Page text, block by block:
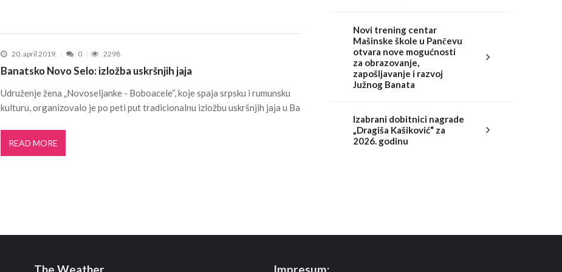
20. april 2019. 0 2298
Banatsko Novo Selo: izložba uskršnjih jaja
Udruženje žena „Novoseljanke - Boboacele“, koje spaja srpsku i rumunsku
kulturu, organizovalo je po peti put tradicionalnu izložbu uskršnjih jaja u Ba
READ MORE
Novi trening centar
Mašinske škole u Pančevu
otvara nove mogućnosti
za obrazovanje,
zapošljavanje i razvoj
Južnog Banata
Izabrani dobitnici nagrade
„Dragiša Kašiković“ za
2026. godinu
The Weather Impresum: